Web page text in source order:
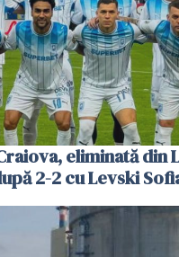
eliminată din
2-2 cu Levski